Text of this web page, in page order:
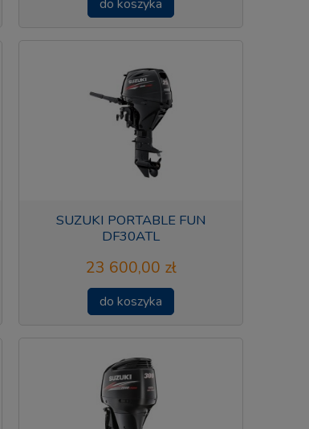
do koszyka
SUZUKI PORTABLE FUN
DF30ATL
23 600,00 zł
do koszyka